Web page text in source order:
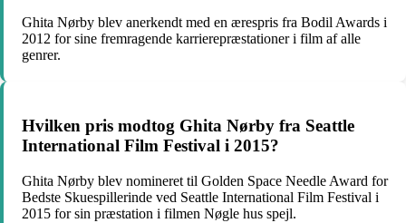
Ghita Nørby blev anerkendt med en ærespris fra Bodil Awards i
2012 for sine fremragende karrierepræstationer i film af alle
genrer.
Hvilken pris modtog Ghita Nørby fra Seattle
International Film Festival i 2015?
Ghita Nørby blev nomineret til Golden Space Needle Award for
Bedste Skuespillerinde ved Seattle International Film Festival i
2015 for sin præstation i filmen Nøgle hus spejl.